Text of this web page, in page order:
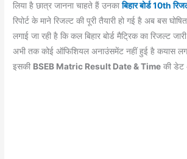
लिया है छात्र जानना चाहते हैं उनकाबिहार बोर्ड 10th
रिपोर्ट के माने रिजल्ट की पूरी तैयारी हो गई है अब बस
लगाई जा रही है कि कल बिहार बोर्ड मैट्रिक का रिजल्ट
अभी तक कोई ऑफिशियल अनाउंसमेंट नहीं हुई है कयास
इसकी BSEB Matric Result Date & Time की डेट